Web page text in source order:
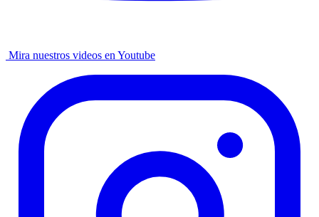
Mira nuestros videos en Youtube